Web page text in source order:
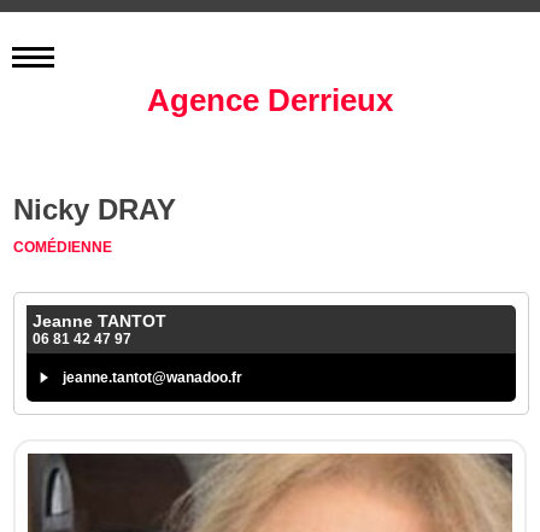
Agence Derrieux
Nicky DRAY
COMÉDIENNE
Jeanne TANTOT
06 81 42 47 97
jeanne.tantot@wanadoo.fr